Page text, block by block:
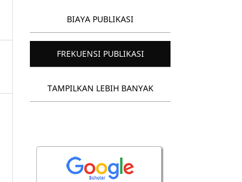
BIAYA PUBLIKASI
FREKUENSI PUBLIKASI
TAMPILKAN LEBIH BANYAK